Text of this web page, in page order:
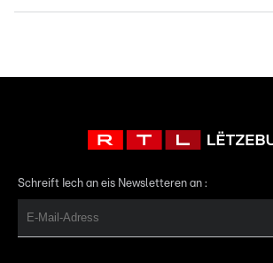
Schreift Iech an eis Newsletteren an :